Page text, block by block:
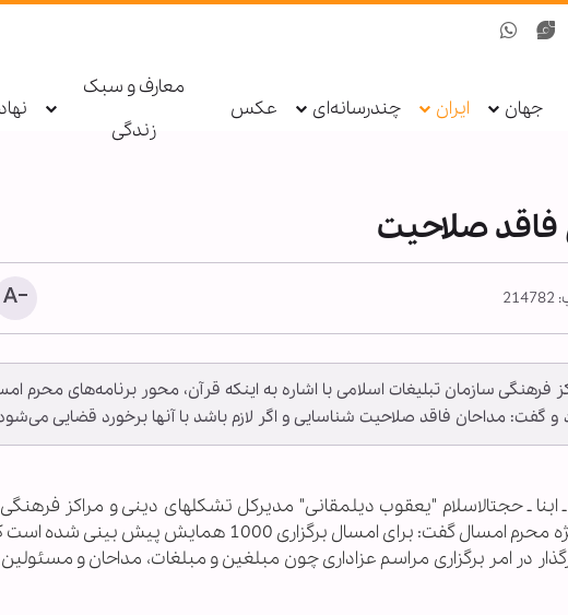
جهان ایران چندرسانه‌ای عکس
معارف و سبک
زندگی
فاقد صلاحیت
فرهنگی سازمان تبلیغات اسلامی با اشاره به اینکه قرآن، محور برنامه‌های محرم
و گفت: مداحان فاقد صلاحیت شناسایی و اگر لازم باشد با آنها برخورد قضایی
ابنا ـ حجت‏الاسلام "یعقوب دیلمقانی" مدیر‌کل تشکلهای دینی و مراکز
اسلامی در رابطه با فعالیتهای ویژه محرم امسال گفت: برای امسال برگزاری
در امر برگزاری مراسم عزاداری چون مبلغین و مبلغات، مداحان و
۳۰۰ کودک در غزه از
آتش‌بس تا کنون